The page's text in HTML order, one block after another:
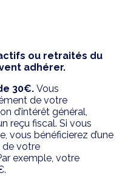
ou retraités du
adhérer.
30€. Vous
de votre
d’intérêt général,
reçu fiscal. Si vous
vous bénéficierez d’une
de votre
exemple, votre